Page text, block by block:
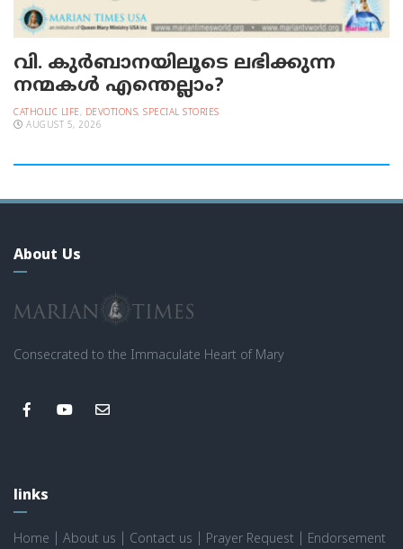
വി. കുര്‍ബാനയിലൂടെ ലഭിക്കുന്ന
നന്മകള്‍ എന്തെല്ലാം?
CATHOLIC LIFE, DEVOTIONS, SPECIAL STORIES
AUGUST 5, 2026
About Us
Consecrated to the Immaculate Heart of Mary
links
Home About us Contact us Prayer Request
Endorsement